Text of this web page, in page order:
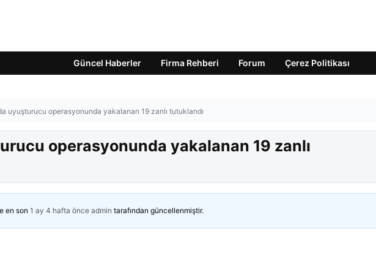
Güncel Haberler Firma Rehberi Forum Çerez Politikası
uyuşturucu operasyonunda yakalanan 19 zanlı tutuklandı
operasyonunda yakalanan 19 zanlı
en son 1 ay 4 hafta önce admin tarafından güncellenmiştir.